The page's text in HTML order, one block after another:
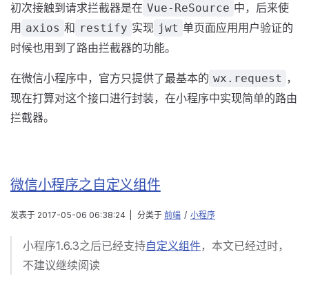
初次接触到请求拦截器是在 Vue-ReSource 中，后来使
用 axios 和 restify 实现 jwt 单页面应用用户验证的
时候也用到了路由拦截器的功能。
在微信小程序中，官方只提供了最基本的 wx.request ，
现在打算对这个接口进行封装，在小程序中实现简单的路由
拦截器。
微信小程序之自定义组件
发表于 2017-05-06 06:38:24 分类于 前端 / 小程序
小程序1.6.3之后已经支持自定义组件，本文已经过时，
不建议继续阅读